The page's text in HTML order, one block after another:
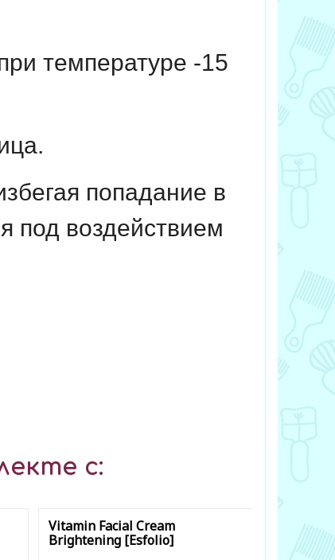
температуре -15
попадание в
под воздействием
с:
Vitamin Facial Cream
Brightening [Esfolio]